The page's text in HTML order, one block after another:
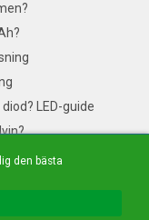
den bästa
LED-guide